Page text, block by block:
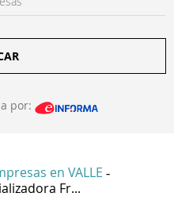
por:
en VALLE -
Fr...